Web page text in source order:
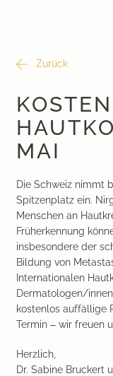
Zurück
MAI
Die Schweiz nimmt
Spitzenplatz ein.
Menschen an
Früherkennung
insbesondere der
Bildung von
Internationalen
Dermatologen/
kostenlos auffällige
Termin – wir freuen
Herzlich,
Dr. Sabine Bruckert
Dermatochirurgie
Ästhetische
Ästhetische
Medizinische
Lasertherapie
Infusionstherapien
Hautklinik Zürich
Hautklinik Zürich
Hautklinik Bad Ragaz
Hautklinik Davos
Medical Beauty
Philosophie
Team
Bei uns arbeiten